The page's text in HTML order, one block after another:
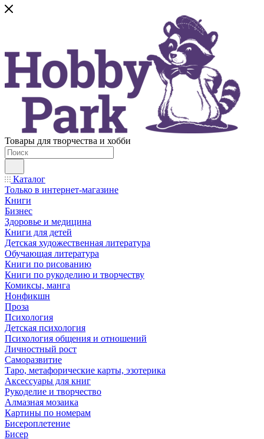
Товары для творчества и хобби
Каталог
Только в интернет-магазине
Книги
Бизнес
Здоровье и медицина
Книги для детей
Детская художественная литература
Обучающая литература
Книги по рисованию
Книги по рукоделию и творчеству
Комиксы, манга
Нонфикшн
Проза
Психология
Детская психология
Психология общения и отношений
Личностный рост
Саморазвитие
Таро, метафорические карты, эзотерика
Аксессуары для книг
Рукоделие и творчество
Алмазная мозаика
Картины по номерам
Бисероплетение
Бисер